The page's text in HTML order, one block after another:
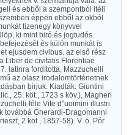
és ebből a szempontból itéli
éppen ebből az okból
tizenegy könyvvel
ki mint biró és jogtudós
és külön munkát is
ejusdem civibus. az első rész
Liber de civitatis Florentiae
latinra fordította, Mazzuchelli
az olasz irodalomtörténetnek
birjuk. Kiadták: Giuntini
25. köt., 1723 s köv.), Magheri
féle Vite d"uoimini illustri
továbbá Gherardi-Dragomanni
2 köt., 1857-58). V. ö. Pór